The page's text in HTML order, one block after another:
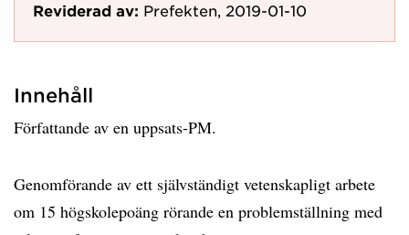
Reviderad av: Prefekten, 2019-01-10
Innehåll
Författande av en uppsats-PM.
Genomförande av ett självständigt vetenskapligt arbete
om 15 högskolepoäng rörande en problemställning med